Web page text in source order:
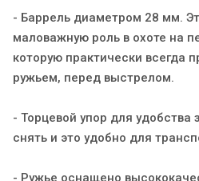
- Баррель диаметром 28 мм.
маловажную роль в охоте на
которую практически всегда
ружьем, перед выстрелом.
- Торцевой упор для
снять и это удобно для
- Ружье оснащено